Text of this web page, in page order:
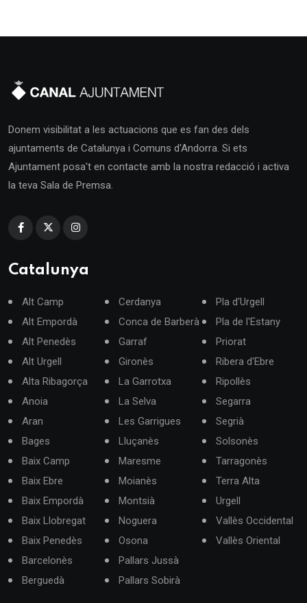
Donem visibilitat a les actuacions que es fan des dels
ajuntaments de Catalunya i Comuns d'Andorra. Si ets
Ajuntament posa't en contacte amb la nostra redacció i activa
la teva Sala de Premsa.
Catalunya
Alt Camp
Alt Empordà
Alt Penedès
Alt Urgell
Alta Ribagorça
Anoia
Aran
Bages
Baix Camp
Baix Ebre
Baix Empordà
Baix Llobregat
Baix Penedès
Barcelonès
Berguedà
Cerdanya
Conca de Barberà
Garraf
Gironès
La Garrotxa
La Selva
Les Garrigues
Lluçanès
Maresme
Moianès
Montsià
Noguera
Osona
Pallars Jussà
Pallars Sobirà
Pla d'Urgell
Pla de l'Estany
Priorat
Ribera d'Ebre
Ripollès
Segarra
Segrià
Solsonès
Tarragonès
Terra Alta
Urgell
Vallès Occidental
Vallès Oriental